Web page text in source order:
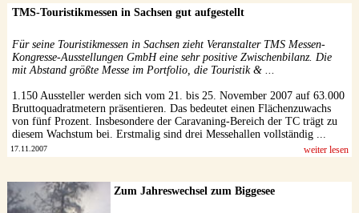
TMS-Touristikmessen in Sachsen gut aufgestellt
Für seine Touristikmessen in Sachsen zieht Veranstalter TMS Messen-
Kongresse-Ausstellungen GmbH eine sehr positive Zwischenbilanz. Die
mit Abstand größte Messe im Portfolio, die Touristik & ...
1.150 Aussteller werden sich vom 21. bis 25. November 2007 auf 63.000
Bruttoquadratmetern präsentieren. Das bedeutet einen Flächenzuwachs
von fünf Prozent. Insbesondere der Caravaning-Bereich der TC trägt zu
diesem Wachstum bei. Erstmalig sind drei Messehallen vollständig ...
17.11.2007 weiter lesen
Zum Jahreswechsel zum Biggesee